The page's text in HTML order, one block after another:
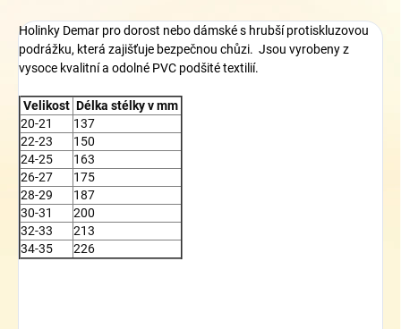
Holinky Demar pro dorost nebo dámské s hrubší protiskluzovou
podrážku, která zajišťuje bezpečnou chůzi. Jsou vyrobeny z
vysoce kvalitní a odolné PVC podšité textilií.
Velikost Délka stélky v mm
20-21
137
22-23
150
24-25
163
26-27
175
28-29
187
30-31
200
32-33
213
34-35
226